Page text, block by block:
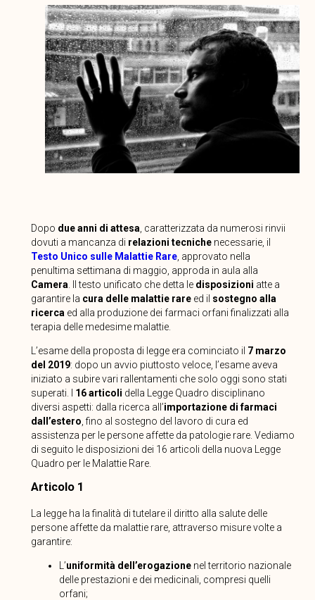
Dopo due anni di attesa, caratterizzata da numerosi rinvii
dovuti a mancanza di relazioni tecnichenecessarie, il
Testo Unico sulle Malattie Rare, approvato nella
penultima settimana di maggio, approda in aula alla
Camera. Il testo unificato che detta le disposizioni atte a
garantire la cura delle malattie rareed il sostegno alla
ricercaed alla produzione dei farmaci orfani finalizzati alla
terapia delle medesime malattie.
L’esame della proposta di legge era cominciato il 7 marzo
del 2019: dopo un avvio piuttosto veloce, l’esame aveva
iniziato a subire vari rallentamenti che solo oggi sono stati
superati. I 16 articoli della Legge Quadro disciplinano
diversi aspetti: dalla ricerca all’importazione di farmaci
dall’estero, fino al sostegno del lavoro di cura ed
assistenza per le persone affette da patologie rare. Vediamo
di seguito le disposizioni dei 16 articoli della nuova Legge
Quadro per le Malattie Rare.
Articolo 1
La legge ha la finalità di tutelare il diritto alla salute delle
persone affette da malattie rare, attraverso misure volte a
garantire:
L’uniformità dell’erogazionenel territorio nazionale
delle prestazioni e dei medicinali, compresi quelli
orfani;